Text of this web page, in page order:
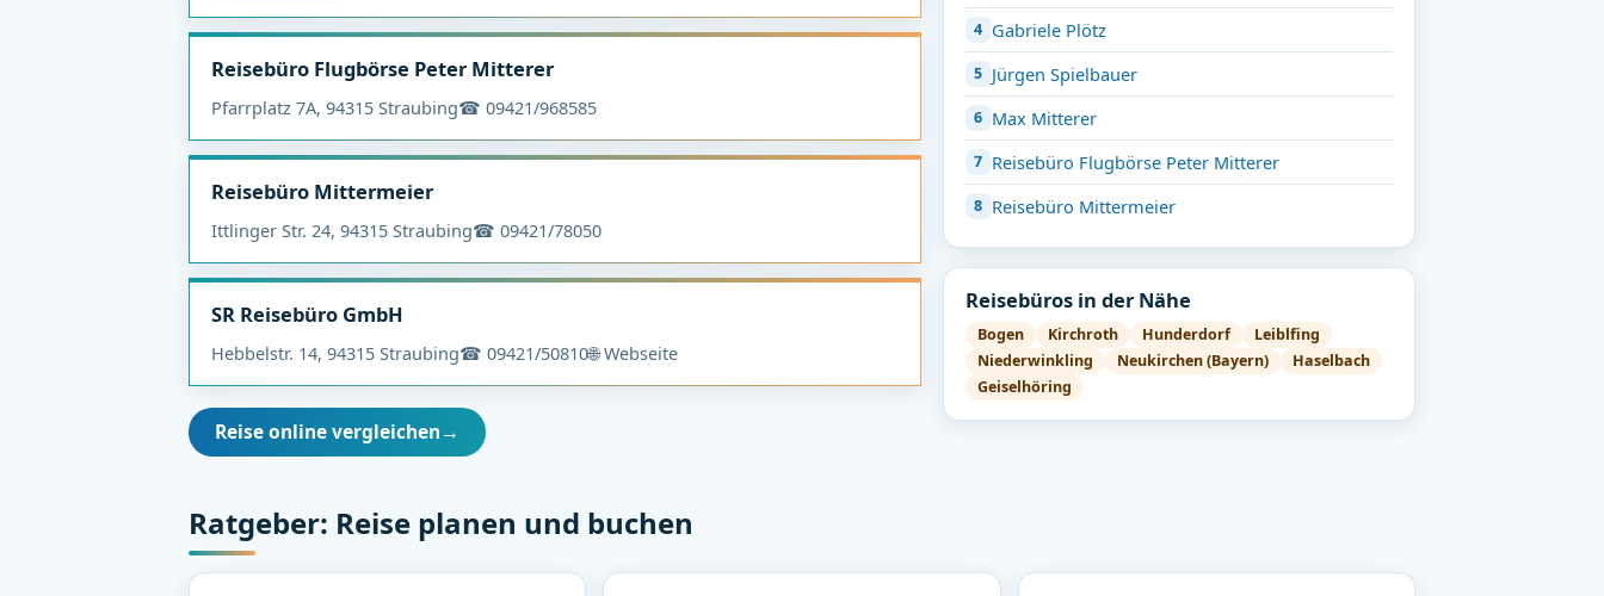
Reisebüro Flugbörse Peter Mitterer
Pfarrplatz 7A, 94315 Straubing☎ 09421/968585
Reisebüro Mittermeier
Ittlinger Str. 24, 94315 Straubing☎ 09421/78050
SR Reisebüro GmbH
Hebbelstr. 14, 94315 Straubing☎ 09421/50810🌐 Webseite
Reise online vergleichen→
Gabriele Plötz
Jürgen Spielbauer
Max Mitterer
Reisebüro Flugbörse Peter Mitterer
Reisebüro Mittermeier
Reisebüros in der Nähe
Bogen Kirchroth Hunderdorf
Leiblfing
Niederwinkling
Neukirchen (Bayern)
Haselbach
Geiselhöring
Ratgeber: Reise planen und buchen